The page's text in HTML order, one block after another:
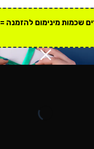
שכמות מינימום להזמנה = 2000 ₪